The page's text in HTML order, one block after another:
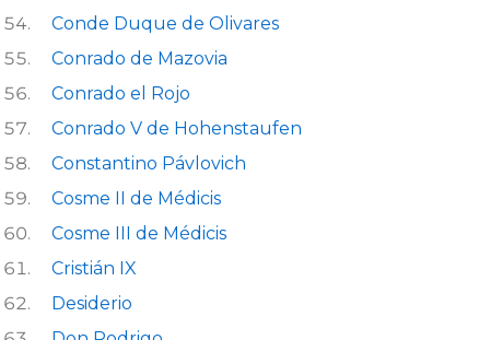
Conde Duque de Olivares
Conrado de Mazovia
Conrado el Rojo
Conrado V de Hohenstaufen
Constantino Pávlovich
Cosme II de Médicis
Cosme III de Médicis
Cristián IX
Desiderio